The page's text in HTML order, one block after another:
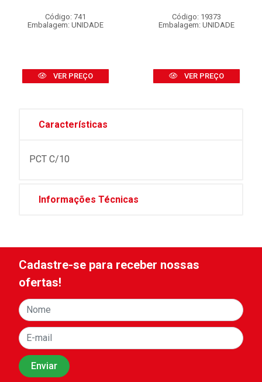
Código: 741
Embalagem: UNIDADE
VER PREÇO
Código: 19373
Embalagem: UNIDADE
VER PREÇO
Características
PCT C/10
Informações Técnicas
Cadastre-se para receber nossas
ofertas!